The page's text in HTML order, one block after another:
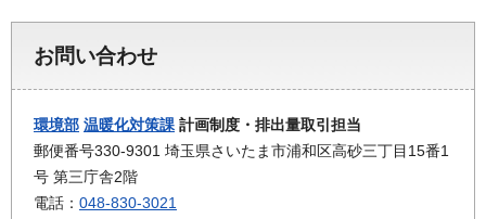
お問い合わせ
環境部 温暖化対策課 計画制度・排出量取引担当
郵便番号330-9301 埼玉県さいたま市浦和区高砂三丁目15番1
号 第三庁舎2階
電話： 048-830-3021